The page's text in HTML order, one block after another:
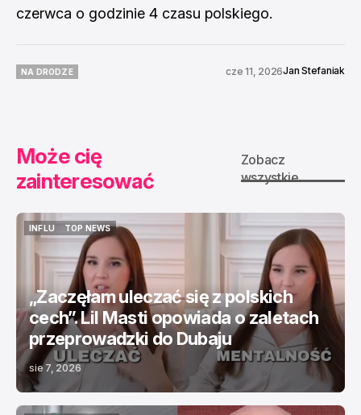
czerwca o godzinie 4 czasu polskiego.
NA DRODZE
cze 11, 2026Jan Stefaniak
Może cię
zainteresować
Zobacz
wszystkie
INFLU
INFLU
TOP NEWS
TOP NEWS
„Zaczęłam uleczać się z polskich
cech”. Lil Masti opowiada o zaletach
przeprowadzki do Dubaju
sie 7, 2026